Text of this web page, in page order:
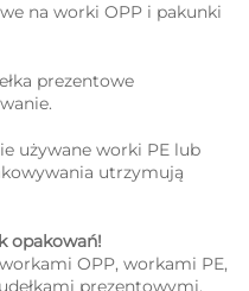
na worki OPP i pakunki
prezentowe
używane worki PE lub
utrzymują
opakowań!
OPP, workami PE,
prezentowymi.